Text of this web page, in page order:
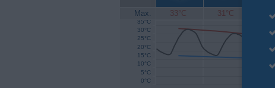
Max. 33°C 31°C
0°C
5°C
10°C
15°C
20°C
25°C
30°C
35°C